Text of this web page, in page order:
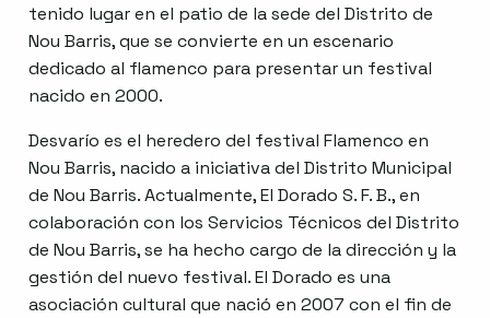
tenido lugar en el patio de la sede del Distrito de
Nou Barris, que se convierte en un escenario
dedicado al flamenco para presentar un festival
nacido en 2000.
Desvarío es el heredero del festival Flamenco en
Nou Barris, nacido a iniciativa del Distrito Municipal
de Nou Barris. Actualmente, El Dorado S. F. B., en
colaboración con los Servicios Técnicos del Distrito
de Nou Barris, se ha hecho cargo de la dirección y la
gestión del nuevo festival. El Dorado es una
asociación cultural que nació en 2007 con el fin de